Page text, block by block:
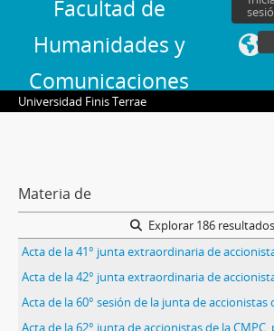
Facultad de
Humanidades y
Comunicaciones
Universidad Finis Terrae
Materia de
Explorar 186 resultados
Acta de la 42° junta extraordinaria de